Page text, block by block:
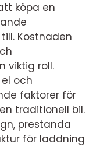
köpa en
Kostnaden
viktig roll.
och
faktorer för
traditionell bil.
prestanda
för laddning